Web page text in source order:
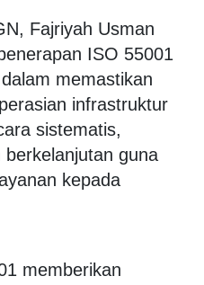
Fajriyah Usman
ISO 55001
memastikan
infrastruktur
sistematis,
guna
kepada
memberikan